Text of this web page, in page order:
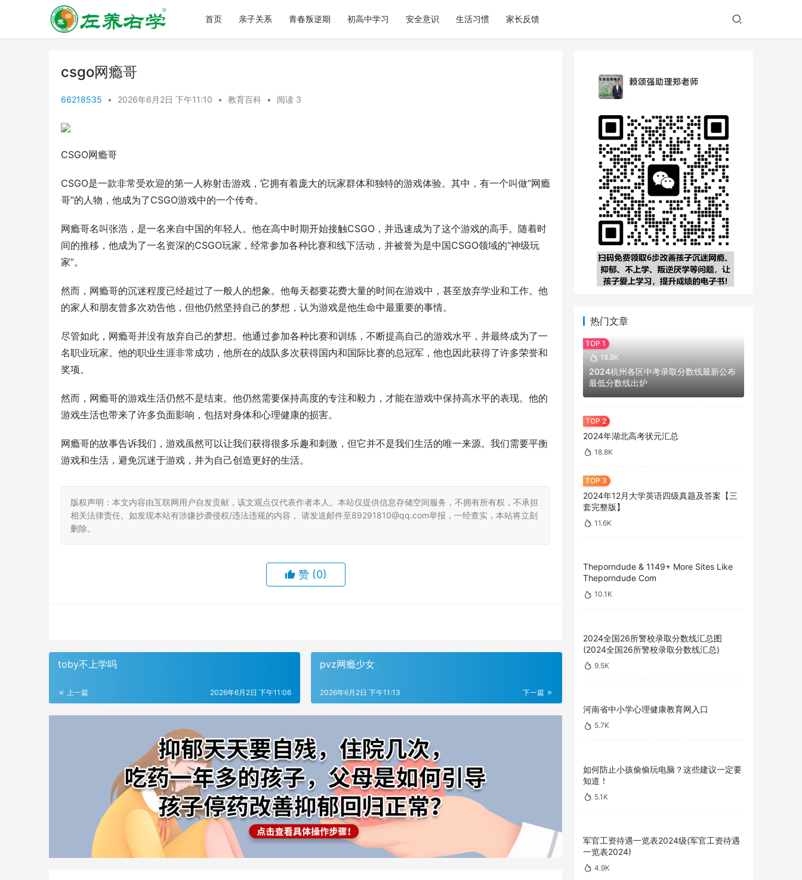
首页 亲子关系 青春叛逆期 初高中学习 安全意识 生活习惯 家长反馈
csgo网瘾哥
66218535 • 2026年6月2日 下午11:10 • 教育百科 • 阅读 3
CSGO网瘾哥
CSGO是一款非常受欢迎的第一人称射击游戏，它拥有着庞大的玩家群体和独特的游戏体验。其中，有一个叫做“网瘾
哥”的人物，他成为了CSGO游戏中的一个传奇。
网瘾哥名叫张浩，是一名来自中国的年轻人。他在高中时期开始接触CSGO，并迅速成为了这个游戏的高手。随着时
间的推移，他成为了一名资深的CSGO玩家，经常参加各种比赛和线下活动，并被誉为是中国CSGO领域的“神级玩
家”。
然而，网瘾哥的沉迷程度已经超过了一般人的想象。他每天都要花费大量的时间在游戏中，甚至放弃学业和工作。他
的家人和朋友曾多次劝告他，但他仍然坚持自己的梦想，认为游戏是他生命中最重要的事情。
尽管如此，网瘾哥并没有放弃自己的梦想。他通过参加各种比赛和训练，不断提高自己的游戏水平，并最终成为了一
名职业玩家。他的职业生涯非常成功，他所在的战队多次获得国内和国际比赛的总冠军，他也因此获得了许多荣誉和
奖项。
然而，网瘾哥的游戏生活仍然不是结束。他仍然需要保持高度的专注和毅力，才能在游戏中保持高水平的表现。他的
游戏生活也带来了许多负面影响，包括对身体和心理健康的损害。
网瘾哥的故事告诉我们，游戏虽然可以让我们获得很多乐趣和刺激，但它并不是我们生活的唯一来源。我们需要平衡
游戏和生活，避免沉迷于游戏，并为自己创造更好的生活。
版权声明：本文内容由互联网用户自发贡献，该文观点仅代表作者本人。本站仅提供信息存储空间服务，不拥有所有权，不承担
相关法律责任。如发现本站有涉嫌抄袭侵权/违法违规的内容， 请发送邮件至89291810@qq.com举报，一经查实，本站将立刻
删除。
赞 (0)
toby不上学吗
上一篇 2026年6月2日 下午11:06
pvz网瘾少女
下一篇
2026年6月2日 下午11:13
热门文章
18.8K
2024杭州各区中考录取分数线最新公布
最低分数线出炉
2024年湖北高考状元汇总
18.8K
2024年12月大学英语四级真题及答案【三
套完整版】
11.6K
Theporndude & 1149+ More Sites Like
Theporndude Com
10.1K
2024全国26所警校录取分数线汇总图
(2024全国26所警校录取分数线汇总)
9.5K
河南省中小学心理健康教育网入口
5.7K
如何防止小孩偷偷玩电脑？这些建议一定要
知道！
5.1K
军官工资待遇一览表2024级(军官工资待遇
一览表2024)
4.9K